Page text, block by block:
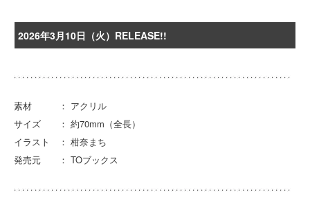
2026年3月10日（火）RELEASE!!
素材 ： アクリル
サイズ ： 約70mm（全長）
イラスト ： 柑奈まち
発売元 ： TOブックス